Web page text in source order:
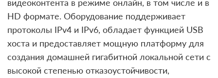
видеоконтента в режиме онлайн, в том числе и в
HD формате. Оборудование поддерживает
протоколы IPv4 и IPv6, обладает функцией USB
хоста и предоставляет мощную платформу для
создания домашней гигабитной локальной сети с
высокой степенью отказоустойчивости,